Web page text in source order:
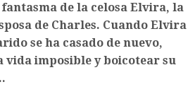
de la celosa Elvira, la
de Charles. Cuando Elvira
se ha casado de nuevo,
imposible y boicotear su